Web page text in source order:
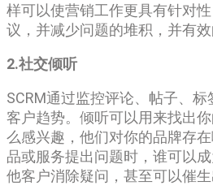
样可以使营销工作更具有针对
议，并减少问题的堆积，并有效
2.社交倾听
SCRM通过监控评论、帖子、
客户趋势。倾听可以用来找出
么感兴趣，他们对你的品牌存
品或服务提出问题时，谁可以
他客户消除疑问，甚至可以催生